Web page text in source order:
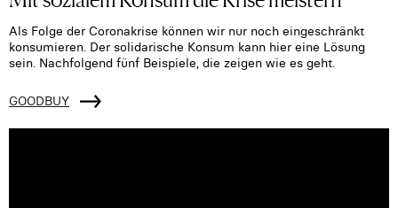
Als Folge der Coronakrise können wir nur noch eingeschränkt
konsumieren. Der solidarische Konsum kann hier eine Lösung
sein. Nachfolgend fünf Beispiele, die zeigen wie es geht.
GOODBUY